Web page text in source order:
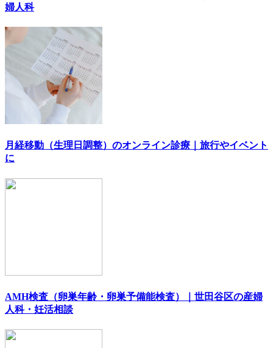
婦人科
月経移動（生理日調整）のオンライン診療｜旅行やイベント
に
AMH検査（卵巣年齢・卵巣予備能検査）｜世田谷区の産婦
人科・妊活相談